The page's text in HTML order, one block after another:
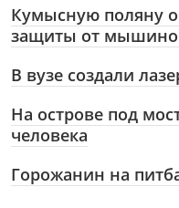
Кумысную поляну
защиты от
В вузе создали
На острове под
человека
Горожанин на